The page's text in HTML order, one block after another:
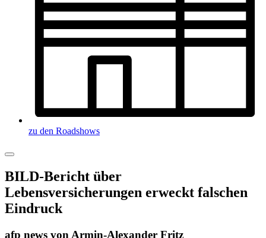
zu den Roadshows
BILD-Bericht über
Lebensversicherungen erweckt falschen
Eindruck
afp news von Armin-Alexander Fritz